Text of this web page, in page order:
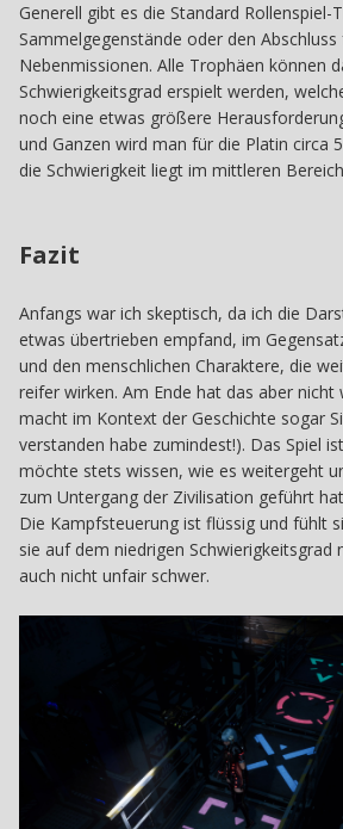
Generell gibt es die Standard Rollenspiel-
Sammelgegenstände oder den
Nebenmissionen. Alle Trophäen können
Schwierigkeitsgrad erspielt werden,
noch eine etwas größere
und Ganzen wird man für die Platin circa
die Schwierigkeit liegt im mittleren
Fazit
Anfangs war ich skeptisch, da ich die
etwas übertrieben empfand, im
und den menschlichen Charaktere, die
reifer wirken. Am Ende hat das aber nicht
macht im Kontext der Geschichte sogar
verstanden habe zumindest!). Das Spiel
möchte stets wissen, wie es weitergeht
zum Untergang der Zivilisation geführt
Die Kampfsteuerung ist flüssig und fühlt
sie auf dem niedrigen Schwierigkeitsgrad
auch nicht unfair schwer.